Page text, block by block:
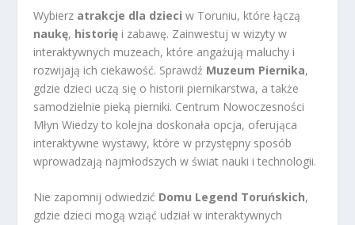
Wybierz atrakcje dla dzieci w Toruniu, które łączą
naukę, historię i zabawę. Zainwestuj w wizyty w
interaktywnych muzeach, które angażują maluchy i
rozwijają ich ciekawość. Sprawdź Muzeum Piernika,
gdzie dzieci uczą się o historii piernikarstwa, a także
samodzielnie pieką pierniki. Centrum Nowoczesności
Młyn Wiedzy to kolejna doskonała opcja, oferująca
interaktywne wystawy, które w przystępny sposób
wprowadzają najmłodszych w świat nauki i technologii.
Nie zapomnij odwiedzić Domu Legend Toruńskich,
gdzie dzieci mogą wziąć udział w interaktywnych